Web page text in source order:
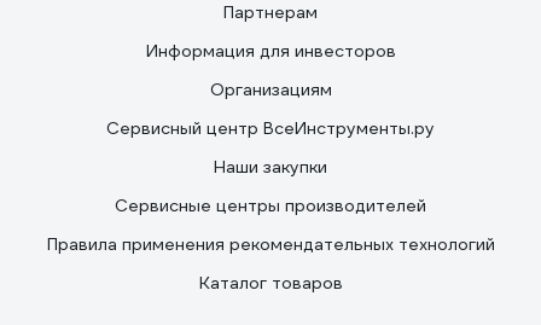
Партнерам
Информация для инвесторов
Организациям
Сервисный центр ВсеИнструменты.ру
Наши закупки
Сервисные центры производителей
Правила применения рекомендательных технологий
Каталог товаров